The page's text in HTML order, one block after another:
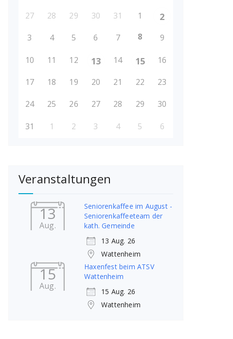
27 28 29 30 31 1 2
3 4 5 6 7 8 9
10 11 12 13 14 15 16
17 18 19 20 21 22 23
24 25 26 27 28 29 30
31 1 2 3 4 5 6
Veranstaltungen
13
Aug.
Seniorenkaffee im August -
Seniorenkaffeeteam der
kath. Gemeinde
13 Aug. 26
Wattenheim
15
Aug.
Haxenfest beim ATSV
Wattenheim
15 Aug. 26
Wattenheim